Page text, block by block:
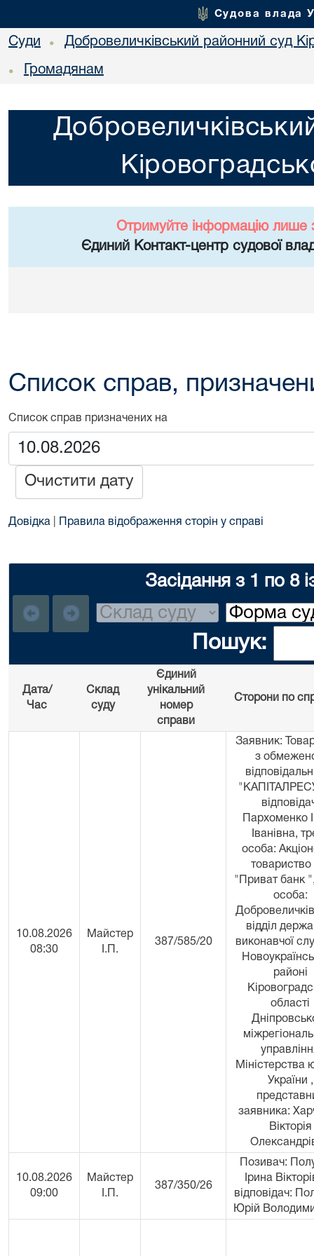
Судова влада
Суди • Добровеличківський районний суд
• Громадянам
Отримуйте інформацію лише
Єдиний Контакт-центр судової
Список справ,
Список справ призначених на
Очистити дату
Довідка Правила відображення сторін у справі
Засідання з 1 по 8
Пошук:
Дата/
Час
Склад
суду
Єдиний
унікальний
номер
справи
Сторони по
10.08.2026
08:30
Майстер
І.П.
387/585/20
Заявник:
з
Пархоменко
Іванівна,
особа:
"Приват банк
особа:
відділ
виконавчої
районі
області
Міністерства
України ,
заявника:
Вікторія
10.08.2026
09:00
Майстер
І.П.
387/350/26
Позивач:
Ірина
відповідач:
Юрій